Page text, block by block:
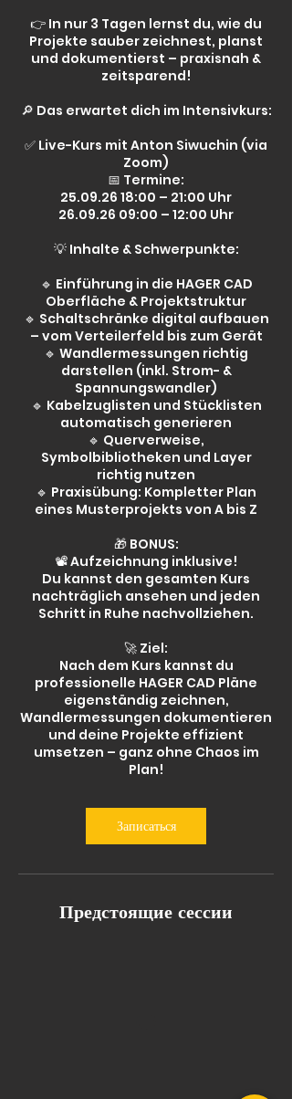
👉 In nur 3 Tagen lernst du, wie du
Projekte sauber zeichnest, planst
und dokumentierst – praxisnah &
zeitsparend!
🔎 Das erwartet dich im Intensivkurs:
✅ Live-Kurs mit Anton Siwuchin (via
Zoom)
📅 Termine:
25.09.26 18:00 – 21:00 Uhr
26.09.26 09:00 – 12:00 Uhr
💡 Inhalte & Schwerpunkte:
🔹 Einführung in die HAGER CAD
Oberfläche & Projektstruktur
🔹 Schaltschränke digital aufbauen
– vom Verteilerfeld bis zum Gerät
🔹 Wandlermessungen richtig
darstellen (inkl. Strom- &
Spannungswandler)
🔹 Kabelzuglisten und Stücklisten
automatisch generieren
🔹 Querverweise,
Symbolbibliotheken und Layer
richtig nutzen
🔹 Praxisübung: Kompletter Plan
eines Musterprojekts von A bis Z
🎁 BONUS:
📽 Aufzeichnung inklusive!
Du kannst den gesamten Kurs
nachträglich ansehen und jeden
Schritt in Ruhe nachvollziehen.
🚀 Ziel:
Nach dem Kurs kannst du
professionelle HAGER CAD Pläne
eigenständig zeichnen,
Wandlermessungen dokumentieren
und deine Projekte effizient
umsetzen – ganz ohne Chaos im
Plan!
Записаться
Предстоящие сессии